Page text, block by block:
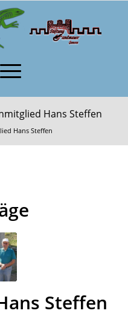
Hans Steffen
Hans Steffen
Steffen